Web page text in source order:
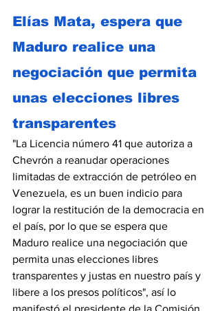
Elías Mata, espera que
Maduro realice una
negociación que permita
unas elecciones libres
transparentes
"La Licencia número 41 que autoriza a
Chevrón a reanudar operaciones
limitadas de extracción de petróleo en
Venezuela, es un buen indicio para
lograr la restitución de la democracia en
el país, por lo que se espera que
Maduro realice una negociación que
permita unas elecciones libres
transparentes y justas en nuestro país y
libere a los presos políticos", así lo